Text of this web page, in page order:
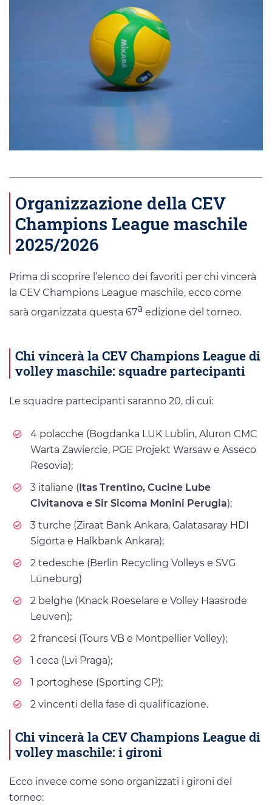
Organizzazione della CEV
Champions League maschile
2025/2026
Prima di scoprire l’elenco dei favoriti per chi vincerà
la CEV Champions League maschile, ecco come
sarà organizzata questa 67a edizione del torneo.
Chi vincerà la CEV Champions League di
volley maschile: squadre partecipanti
Le squadre partecipanti saranno 20, di cui:
4 polacche (Bogdanka LUK Lublin, Aluron CMC
Warta Zawiercie, PGE Projekt Warsaw e Asseco
Resovia);
3 italiane (Itas Trentino, Cucine Lube
Civitanova e Sir Sicoma Monini Perugia);
3 turche (Ziraat Bank Ankara, Galatasaray HDI
Sigorta e Halkbank Ankara);
2 tedesche (Berlin Recycling Volleys e SVG
Lüneburg)
2 belghe (Knack Roeselare e Volley Haasrode
Leuven);
2 francesi (Tours VB e Montpellier Volley);
1 ceca (Lvi Praga);
1 portoghese (Sporting CP);
2 vincenti della fase di qualificazione.
Chi vincerà la CEV Champions League di
volley maschile: i gironi
Ecco invece come sono organizzati i gironi del
torneo: